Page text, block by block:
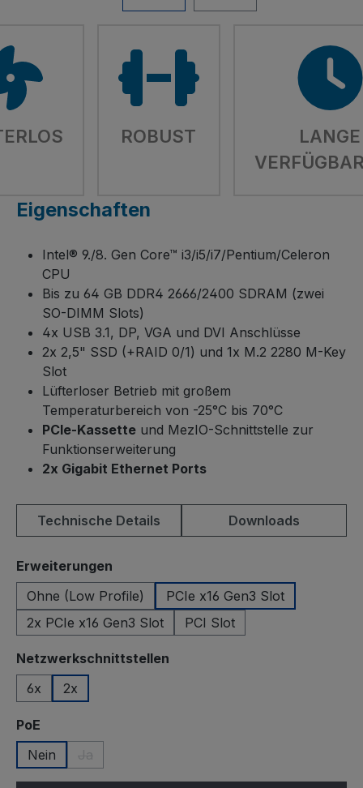
ROBUST
LANGE
Eigenschaften
Intel® 9./8. Gen Core™ i3/i5/i7/Pentium/Celeron
CPU
Bis zu 64 GB DDR4 2666/2400 SDRAM (zwei
SO-DIMM Slots)
4x USB 3.1, DP, VGA und DVI Anschlüsse
2x 2,5" SSD (+RAID 0/1) und 1x M.2 2280 M-Key
Slot
Lüfterloser Betrieb mit großem
Temperaturbereich von -25°C bis 70°C
PCIe-Kassette und MezIO-Schnittstelle zur
Funktionserweiterung
2x Gigabit Ethernet Ports
Technische Details Downloads
Erweiterungen
Ohne (Low Profile)
PCIe x16 Gen3 Slot
2x PCIe x16 Gen3 Slot
PCI Slot
Netzwerkschnittstellen
6x
2x
PoE
Nein